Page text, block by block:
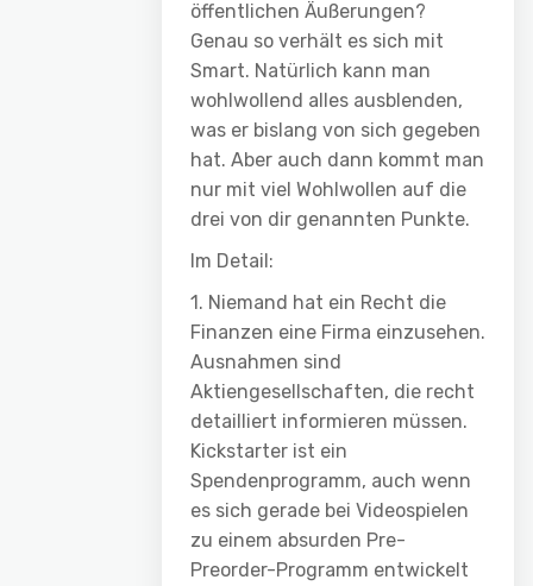
öffentlichen Äußerungen?
Genau so verhält es sich mit
Smart. Natürlich kann man
wohlwollend alles ausblenden,
was er bislang von sich gegeben
hat. Aber auch dann kommt man
nur mit viel Wohlwollen auf die
drei von dir genannten Punkte.
Im Detail:
1. Niemand hat ein Recht die
Finanzen eine Firma einzusehen.
Ausnahmen sind
Aktiengesellschaften, die recht
detailliert informieren müssen.
Kickstarter ist ein
Spendenprogramm, auch wenn
es sich gerade bei Videospielen
zu einem absurden Pre-
Preorder-Programm entwickelt